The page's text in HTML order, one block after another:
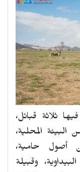
ثلاثة قبائل،
المحلية،
أصول حامية،
وقبيلة